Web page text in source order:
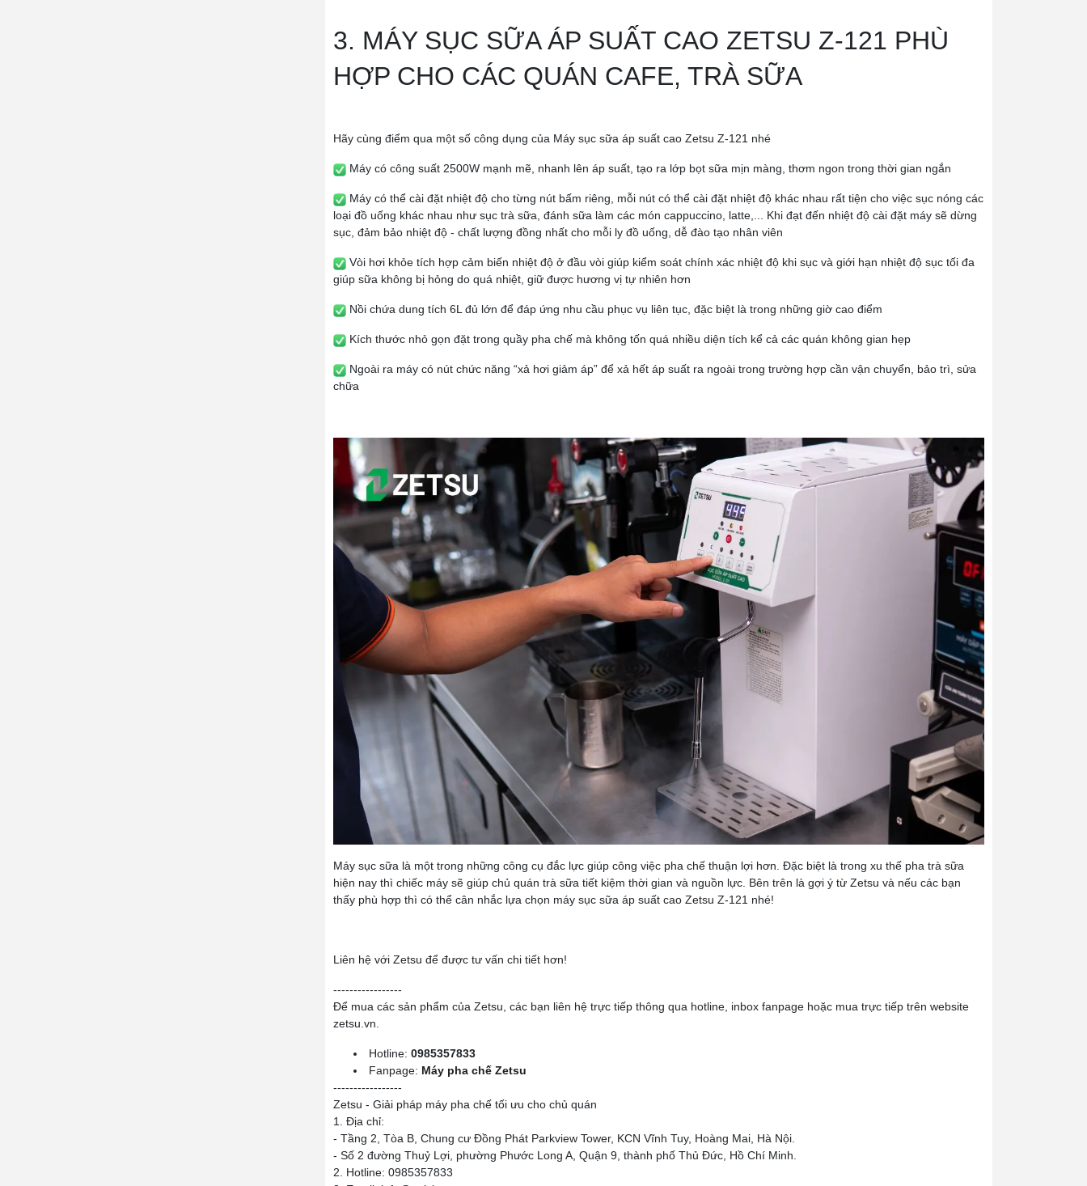
3. MÁY SỤC SỮA ÁP SUẤT CAO ZETSU Z-121 PHÙ
HỢP CHO CÁC QUÁN CAFE, TRÀ SỮA
Hãy cùng điểm qua một số công dụng của Máy sục sữa áp suất cao Zetsu Z-121 nhé
Máy có công suất 2500W mạnh mẽ, nhanh lên áp suất, tạo ra lớp bọt sữa mịn màng, thơm ngon trong thời gian ngắn
Máy có thể cài đặt nhiệt độ cho từng nút bấm riêng, mỗi nút có thể cài đặt nhiệt độ khác nhau rất tiện cho việc sục nóng các
loại đồ uống khác nhau như sục trà sữa, đánh sữa làm các món cappuccino, latte,... Khi đạt đến nhiệt độ cài đặt máy sẽ dừng
sục, đảm bảo nhiệt độ - chất lượng đồng nhất cho mỗi ly đồ uống, dễ đào tạo nhân viên
Vòi hơi khỏe tích hợp cảm biến nhiệt độ ở đầu vòi giúp kiểm soát chính xác nhiệt độ khi sục và giới hạn nhiệt độ sục tối đa
giúp sữa không bị hỏng do quá nhiệt, giữ được hương vị tự nhiên hơn
Nồi chứa dung tích 6L đủ lớn để đáp ứng nhu cầu phục vụ liên tục, đặc biệt là trong những giờ cao điểm
Kích thước nhỏ gọn đặt trong quầy pha chế mà không tốn quá nhiều diện tích kể cả các quán không gian hẹp
Ngoài ra máy có nút chức năng “xả hơi giảm áp” để xả hết áp suất ra ngoài trong trường hợp cần vận chuyển, bảo trì, sửa
chữa
Máy sục sữa là một trong những công cụ đắc lực giúp công việc pha chế thuận lợi hơn. Đặc biệt là trong xu thế pha trà sữa
hiện nay thì chiếc máy sẽ giúp chủ quán trà sữa tiết kiệm thời gian và nguồn lực. Bên trên là gợi ý từ Zetsu và nếu các bạn
thấy phù hợp thì có thể cân nhắc lựa chọn máy sục sữa áp suất cao Zetsu Z-121 nhé!
Liên hệ với Zetsu để được tư vấn chi tiết hơn!
-----------------
Để mua các sản phẩm của Zetsu, các bạn liên hệ trực tiếp thông qua hotline, inbox fanpage hoặc mua trực tiếp trên website
zetsu.vn.
Hotline: 0985357833
Fanpage: Máy pha chế Zetsu
-----------------
Zetsu - Giải pháp máy pha chế tối ưu cho chủ quán
1. Địa chỉ:
- Tầng 2, Tòa B, Chung cư Đồng Phát Parkview Tower, KCN Vĩnh Tuy, Hoàng Mai, Hà Nội.
- Số 2 đường Thuỷ Lợi, phường Phước Long A, Quận 9, thành phố Thủ Đức, Hồ Chí Minh.
2. Hotline: 0985357833